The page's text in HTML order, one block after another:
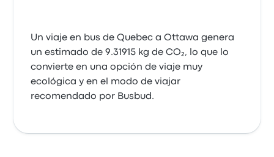
Un viaje en bus de Quebec a Ottawa genera
un estimado de 9.31915 kg de CO₂, lo que lo
convierte en una opción de viaje muy
ecológica y en el modo de viajar
recomendado por Busbud.